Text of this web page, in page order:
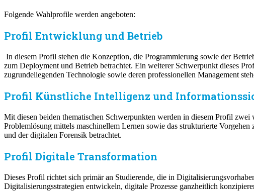
Folgende Wahlprofile werden angeboten:
Profil Entwicklung und Betrieb
In diesem Profil stehen die Konzeption, die Programmierung sowie der
zum Deployment und Betrieb betrachtet. Ein weiterer Schwerpunkt dieses
zugrundeliegenden Technologie sowie deren professionellen Management
Profil Künstliche Intelligenz und
Mit diesen beiden thematischen Schwerpunkten werden in diesem Profil
Problemlösung mittels maschinellem Lernen sowie das strukturierte
und der digitalen Forensik betrachtet.
Profil Digitale Transformation
Dieses Profil richtet sich primär an Studierende, die in
Digitalisierungsstrategien entwickeln, digitale Prozesse ganzheitlich